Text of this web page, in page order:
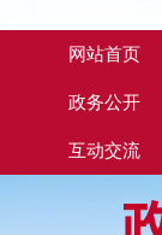
网站首页
政务公开
互动交流